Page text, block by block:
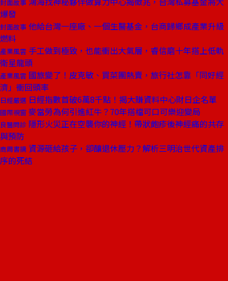
封面故事
爆發
封面故事 他給台灣一座廠、一個生醫基金，台商歸鄉成產業升級
燃料
產業風雲 手工做到極致，也能衝出大氣層，睿信磨十年搭上低軌
衛星龍頭
產業風雲 國旅變了！皮克敏、買菜團熱賣，旅行社怎靠「同好經
濟」衝回頭率
日經嚴選 日經指數首破6萬8千點！揭大賺資料中心財日企名單
國際視窗 麥當勞為何引進紅牛？70年搭檔可口可樂迎變局
良醫問診 隱形火災正在空襲你的神經！帶狀皰疹後神經痛的共存
與預防
商周書摘 資源砸給孩子，卻釀退休壓力？解析三明治世代資產排
序的死結